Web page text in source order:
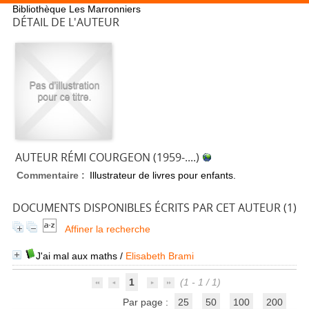
Bibliothèque Les Marronniers
DÉTAIL DE L'AUTEUR
AUTEUR RÉMI COURGEON (1959-....)
Commentaire : Illustrateur de livres pour enfants.
DOCUMENTS DISPONIBLES ÉCRITS PAR CET AUTEUR (1)
Affiner la recherche
J'ai mal aux maths/ Elisabeth Brami
1
(1 - 1 / 1)
Par page :
25 50 100 200